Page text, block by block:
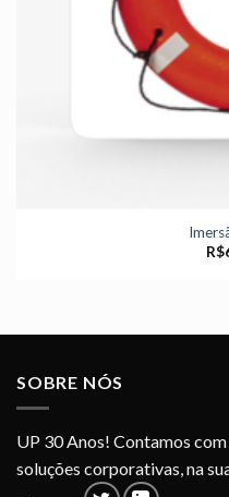
R$
SOBRE NÓS
UP 30 Anos! Contamos
soluções corporativas, na